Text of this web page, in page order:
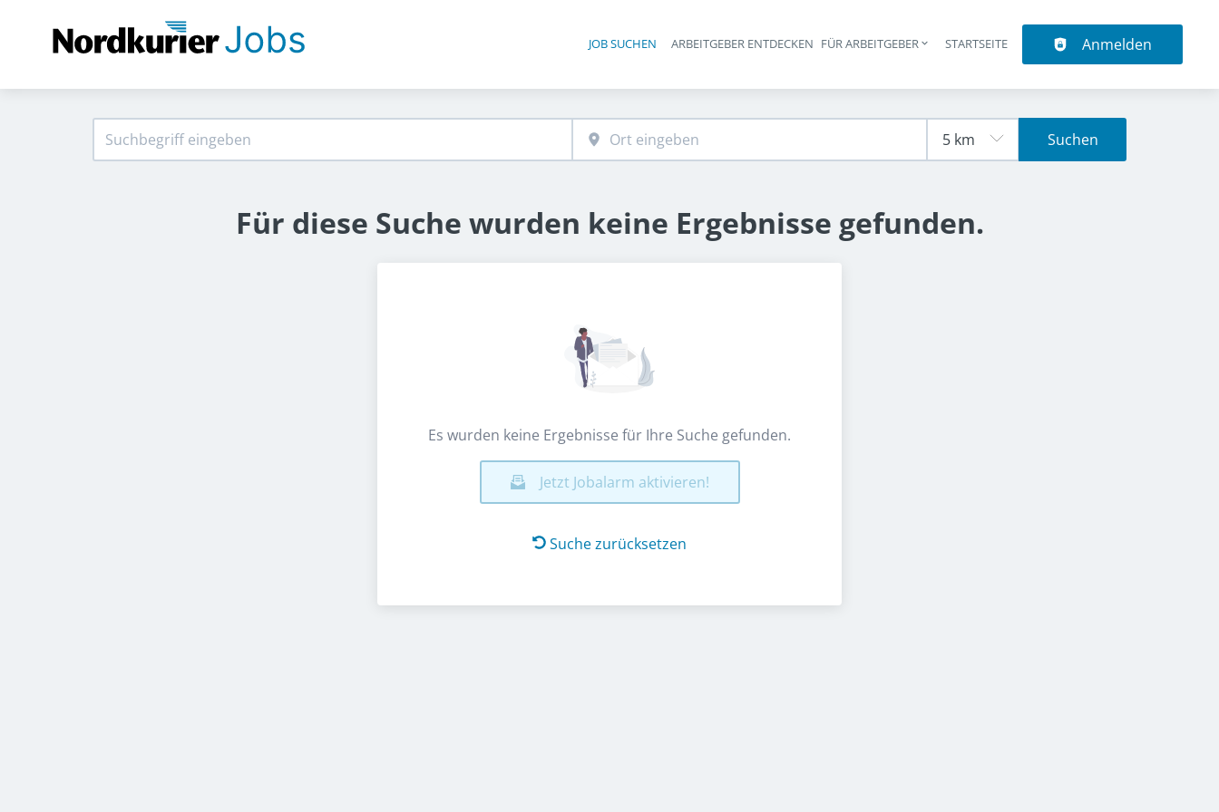
Haupt-Navigation
JOB SUCHEN ARBEITGEBER ENTDECKEN FÜR ARBEITGEBER STARTSEITE Anmelden
Suchen
Für diese Suche wurden keine Ergebnisse gefunden.
Es wurden keine Ergebnisse für Ihre Suche gefunden.
Jetzt Jobalarm aktivieren!
Suche zurücksetzen